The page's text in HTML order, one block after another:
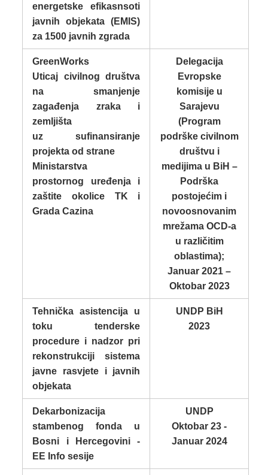
energetske efikasnsoti
javnih objekata (EMIS)
za 1500 javnih zgrada
GreenWorks
Uticaj civilnog društva
na smanjenje
zagađenja zraka i
zemljišta
uz sufinansiranje
projekta od strane
Ministarstva
prostornog uređenja i
zaštite okolice TK i
Grada Cazina
Delegacija
Evropske
komisije u
Sarajevu
(Program
podrške civilnom
društvu i
medijima u BiH –
Podrška
postojećim i
novoosnovanim
mrežama OCD-a
u različitim
oblastima);
Januar 2021 –
Oktobar 2023
Tehnička asistencija u
toku tenderske
procedure i nadzor pri
rekonstrukciji sistema
javne rasvjete i javnih
objekata
UNDP BiH
2023
Dekarbonizacija
stambenog fonda u
Bosni i Hercegovini -
EE Info sesije
UNDP
Oktobar 23 -
Januar 2024